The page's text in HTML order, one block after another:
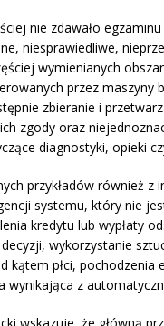
nie zdawało
niesprawiedliwe,
wymienianych
przez
zbieranie i
zgody oraz
diagnostyki, opieki
przykładów również z
systemu, który nie
kredytu lub wypłaty
wykorzystanie
kątem płci, pochodzenia
wynikająca z